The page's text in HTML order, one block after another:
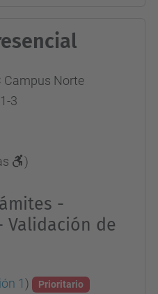
Campus Norte
3
)
-
Validación de
1) Prioritario